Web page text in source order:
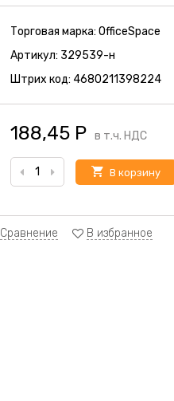
Торговая марка:OfficeSpace
Артикул: 329539-н
Штрих код:4680211398224
188,45 Р в т.ч. НДС
В корзину
Сравнение В избранное